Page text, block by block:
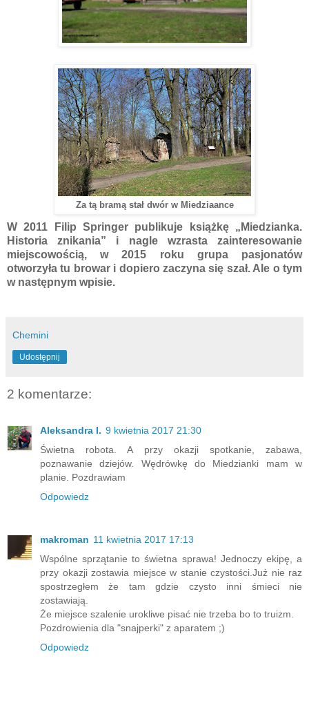
Za tą bramą stał dwór w Miedziaance
W 2011 Filip Springer publikuje książkę „Miedzianka.
Historia znikania” i nagle wzrasta zainteresowanie
miejscowością, w 2015 roku grupa pasjonatów
otworzyła tu browar i dopiero zaczyna się szał. Ale o tym
w następnym wpisie.
Chemini
Udostępnij
2 komentarze:
Aleksandra I. 9 kwietnia 2017 21:30
Świetna robota. A przy okazji spotkanie, zabawa,
poznawanie dziejów. Wędrówkę do Miedzianki mam w
planie. Pozdrawiam
Odpowiedz
makroman 11 kwietnia 2017 17:13
Wspólne sprzątanie to świetna sprawa! Jednoczy ekipę, a
przy okazji zostawia miejsce w stanie czystości.Już nie raz
spostrzegłem że tam gdzie czysto inni śmieci nie
zostawiają.
Że miejsce szalenie urokliwe pisać nie trzeba bo to truizm.
Pozdrowienia dla "snajperki" z aparatem ;)
Odpowiedz